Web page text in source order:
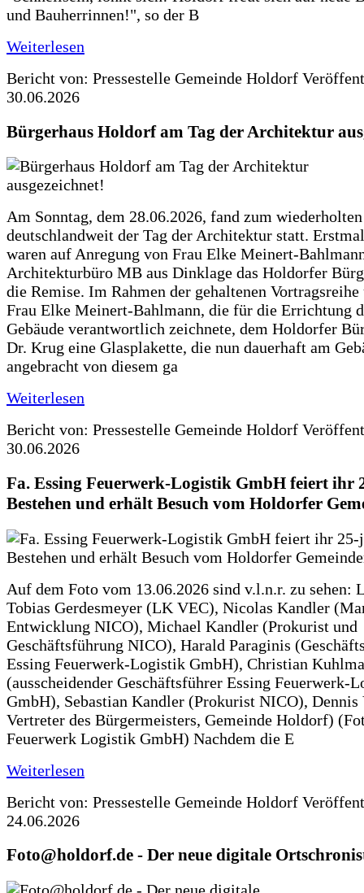
und Bauherrinnen!", so der B
Weiterlesen
Bericht von: Pressestelle Gemeinde Holdorf
30.06.2026
Bürgerhaus Holdorf am Tag der Architektur
Am Sonntag, dem 28.06.2026, fand zum
deutschlandweit der Tag der Architektur statt.
waren auf Anregung von Frau Elke Meinert-
Architekturbüro MB aus Dinklage das Holdorfer
die Remise. Im Rahmen der gehaltenen
Frau Elke Meinert-Bahlmann, die für die Errichtung
Gebäude verantwortlich zeichnete, dem Holdorfer
Dr. Krug eine Glasplakette, die nun dauerhaft am
angebracht von diesem ga
Weiterlesen
Bericht von: Pressestelle Gemeinde Holdorf
30.06.2026
Fa. Essing Feuerwerk-Logistik GmbH feiert ihr
Bestehen und erhält Besuch vom Holdorfer
Auf dem Foto vom 13.06.2026 sind v.l.n.r. zu sehen:
Tobias Gerdesmeyer (LK VEC), Nicolas Kandler
Entwicklung NICO), Michael Kandler (Prokurist und
Geschäftsführung NICO), Harald Paraginis
Essing Feuerwerk-Logistik GmbH), Christian
(ausscheidender Geschäftsführer Essing Feuerwerk-
GmbH), Sebastian Kandler (Prokurist NICO),
Vertreter des Bürgermeisters, Gemeinde Holdorf)
Feuerwerk Logistik GmbH) Nachdem die E
Weiterlesen
Bericht von: Pressestelle Gemeinde Holdorf
24.06.2026
Foto@holdorf.de - Der neue digitale